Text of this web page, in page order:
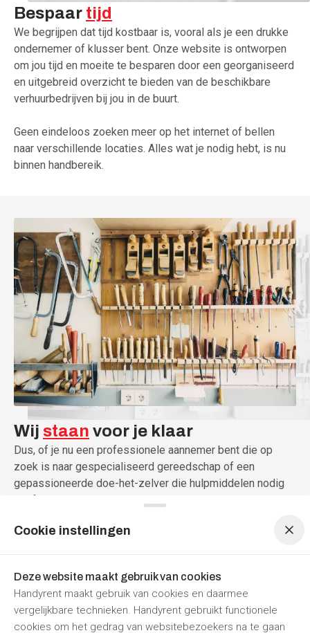
Bespaar tijd
We begrijpen dat tijd kostbaar is, vooral als je een drukke
ondernemer of klusser bent. Onze website is ontworpen
om jou tijd en moeite te besparen door een georganiseerd
en uitgebreid overzicht te bieden van de beschikbare
verhuurbedrijven bij jou in de buurt.
Geen eindeloos zoeken meer op het internet of bellen
naar verschillende locaties. Alles wat je nodig hebt, is nu
binnen handbereik.
Wij staan voor je klaar
Dus, of je nu een professionele aannemer bent die op
zoek is naar gespecialiseerd gereedschap of een
gepassioneerde doe-het-zelver die hulpmiddelen nodig
heeft voor een nieuw project, HandyRent staat voor je
belangrijkst is: het succesvol uitvoeren van je project.
Cookie instellingen
Deze website maakt gebruik van cookies
Handyrent maakt gebruik van cookies en daarmee
vergelijkbare technieken. Handyrent gebruikt functionele
cookies om het gedrag van websitebezoekers na te gaan